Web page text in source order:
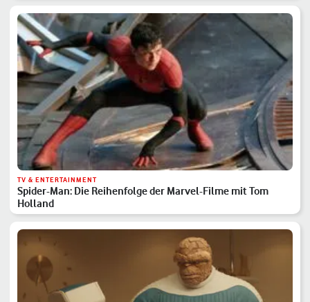
TV & ENTERTAINMENT
Spider-Man: Die Reihenfolge der Marvel-Filme mit Tom
Holland